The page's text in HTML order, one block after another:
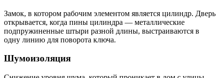
Замок, в котором рабочим элементом является цилиндр. Дверь
открывается, когда пины цилиндра — металлические
подпружиненные штыри разной длины, выстраиваются в
одну линию для поворота ключа.
Шумоизоляция